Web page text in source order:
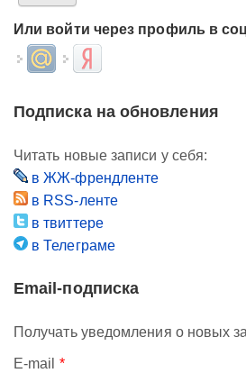
Или войти через профиль в
Login with Mail.ruLogin with Яндекс
Подписка на обновления
Читать новые записи у себя:
в ЖЖ-френдленте
в RSS-ленте
в твиттере
в Телеграме
Email-подписка
Получать уведомления о новых
E-mail *